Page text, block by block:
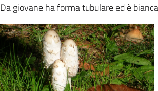
Da giovane ha forma tubulare ed è